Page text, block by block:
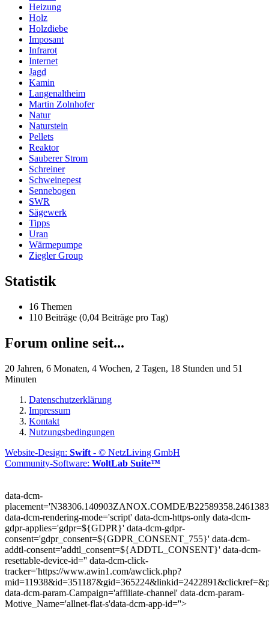
Heizung
Holz
Holzdiebe
Imposant
Infrarot
Internet
Jagd
Kamin
Langenaltheim
Martin Zolnhofer
Natur
Naturstein
Pellets
Reaktor
Sauberer Strom
Schreiner
Schweinepest
Sennebogen
SWR
Sägewerk
Tipps
Uran
Wärmepumpe
Ziegler Group
Statistik
16 Themen
110 Beiträge (0,04 Beiträge pro Tag)
Forum online seit...
20 Jahren, 6 Monaten, 4 Wochen, 2 Tagen, 18 Stunden und 51
Minuten
Datenschutzerklärung
Impressum
Kontakt
Nutzungsbedingungen
Website-Design: Swift - © NetzLiving GmbH
Community-Software: WoltLab Suite™
data-dcm-
placement='N38306.140903ZANOX.COMDE/
data-dcm-rendering-mode='script' data-dcm-https-only data-dcm-
gdpr-applies='gdpr=${GDPR}' data-dcm-gdpr-
consent='gdpr_consent=${GDPR_CONSENT_755}' data-dcm-
addtl-consent='addtl_consent=${ADDTL_CONSENT}' data-dcm-
resettable-device-id='' data-dcm-click-
tracker='https://www.awin1.com/awclick.php?
data-dcm-param-Campaign='affiliate-channel' data-dcm-param-
Motive_Name='allnet-flat-s'data-dcm-app-id=''>